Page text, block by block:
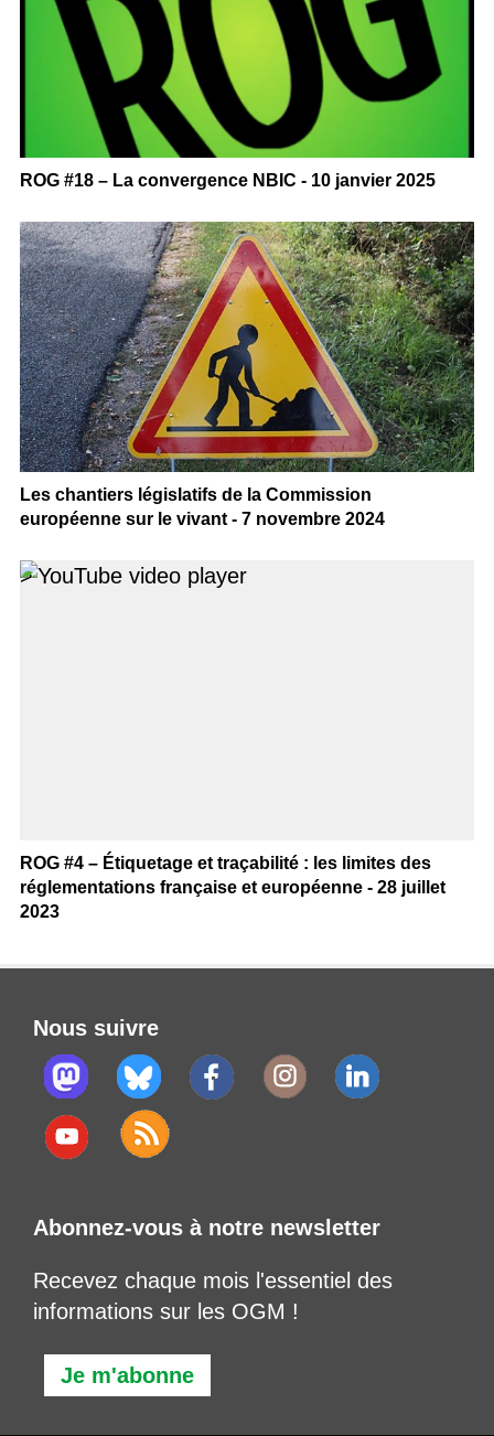
ROG #18 – La convergence NBIC - 10 janvier 2025
Les chantiers législatifs de la Commission
européenne sur le vivant - 7 novembre 2024
>
ROG #4 – Étiquetage et traçabilité : les limites des
réglementations française et européenne - 28 juillet
2023
Nous suivre
Abonnez-vous à notre newsletter
Recevez chaque mois l'essentiel des
informations sur les OGM !
Je m'abonne